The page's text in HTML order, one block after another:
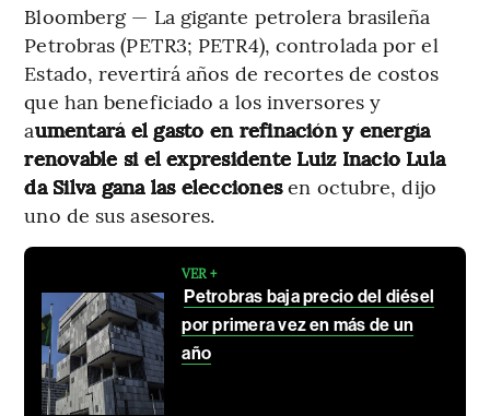
Bloomberg — La gigante petrolera brasileña
Petrobras (PETR3; PETR4), controlada por el
Estado, revertirá años de recortes de costos
que han beneficiado a los inversores y
aumentará el gasto en refinación y energía
renovable si el expresidente Luiz Inacio Lula
da Silva gana las eleccionesen octubre, dijo
uno de sus asesores.
VER +
Petrobras baja precio del diésel
por primera vez en más de un
año